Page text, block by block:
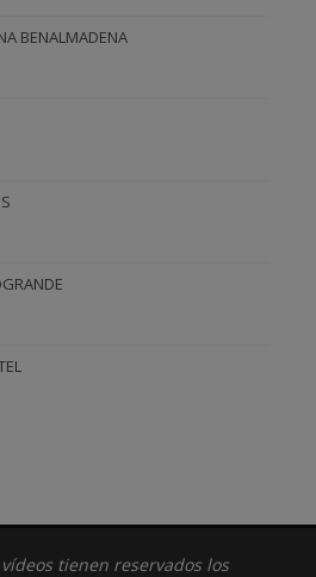
BENALMADENA
tienen reservados los